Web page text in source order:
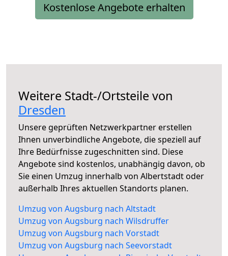
Kostenlose Angebote erhalten
Weitere Stadt-/Ortsteile von
Dresden
Unsere geprüften Netzwerkpartner erstellen
Ihnen unverbindliche Angebote, die speziell auf
Ihre Bedürfnisse zugeschnitten sind. Diese
Angebote sind kostenlos, unabhängig davon, ob
Sie einen Umzug innerhalb von Albertstadt oder
außerhalb Ihres aktuellen Standorts planen.
Umzug von Augsburg nach Altstadt
Umzug von Augsburg nach Wilsdruffer
Umzug von Augsburg nach Vorstadt
Umzug von Augsburg nach Seevorstadt